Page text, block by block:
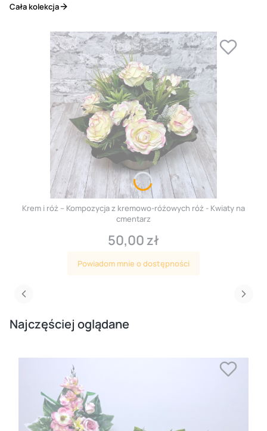
Cała kolekcja
Krem i róż – Kompozycja z kremowo-różowych róż - Kwiaty na
cmentarz
Cena
50,00 zł
Powiadom mnie o dostępności
Najczęściej oglądane